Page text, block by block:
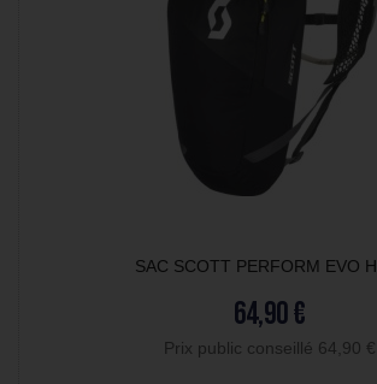
SAC SCOTT PERFORM EVO
64,90 €
Prix public conseillé 64,90 €